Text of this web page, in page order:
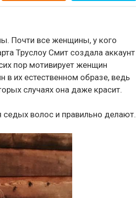
Почти все женщины, у кого
Труслоу Смит создала аккаунт
пор мотивирует женщин
в их естественном образе, ведь
случаях она даже красит.
седых волос и правильно делают.